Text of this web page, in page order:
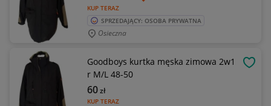
KUP TERAZ
SPRZEDAJĄCY: OSOBA PRYWATNA
Osieczna
Goodboys kurtka męska zimowa 2w1
r M/L 48-50
KUP TERAZ
60zł